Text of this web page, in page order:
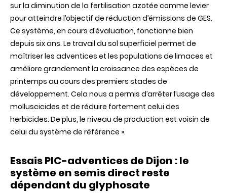
sur la diminution de la fertilisation azotée comme levier
pour atteindre l’objectif de réduction d’émissions de GES.
Ce système, en cours d’évaluation, fonctionne bien
depuis six ans. Le travail du sol superficiel permet de
maîtriser les adventices et les populations de limaces et
améliore grandement la croissance des espèces de
printemps au cours des premiers stades de
développement. Cela nous a permis d’arrêter l’usage des
molluscicides et de réduire fortement celui des
herbicides. De plus, le niveau de production est voisin de
celui du système de référence ».
Essais PIC-adventices de Dijon : le
système en semis direct reste
dépendant du glyphosate